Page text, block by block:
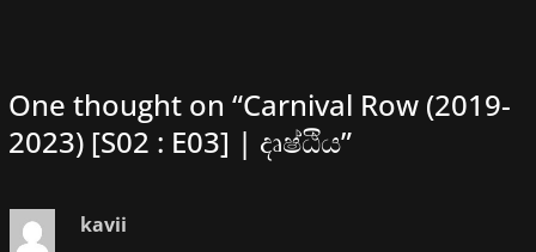
One thought on “Carnival Row (2019-
2023) [S02 : E03] | දෘෂ්ඨිය”
kavii